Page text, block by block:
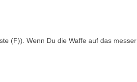
(F)). Wenn Du die Waffe auf das messer